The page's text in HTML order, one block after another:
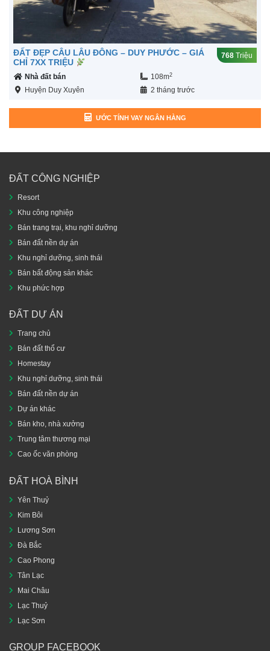
ĐẤT ĐẸP CÂU LÂU ĐÔNG – DUY PHƯỚC – GIÁ
CHỈ 7XX TRIỆU
768 Triệu
Nhà đất bán 108m2
Huyện Duy Xuyên 2 tháng trước
ƯỚC TÍNH VAY NGÂN HÀNG
ĐẤT CÔNG NGHIỆP
Resort
Khu công nghiệp
Bán trang trại, khu nghỉ dưỡng
Bán đất nền dự án
Khu nghỉ dưỡng, sinh thái
Bán bất động sản khác
Khu phức hợp
ĐẤT DỰ ÁN
Trang chủ
Bán đất thổ cư
Homestay
Khu nghỉ dưỡng, sinh thái
Bán đất nền dự án
Dự án khác
Bán kho, nhà xưởng
Trung tâm thương mại
Cao ốc văn phòng
ĐẤT HOÀ BÌNH
Yên Thuỷ
Kim Bôi
Lương Sơn
Đà Bắc
Cao Phong
Tân Lạc
Mai Châu
Lạc Thuỷ
Lạc Sơn
GROUP FACEBOOK